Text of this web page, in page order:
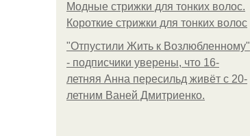
Модные стрижки для тонких волос.
Короткие стрижки для тонких волос
"Отпустили Жить к Возлюбленному"
- подписчики уверены, что 16-
летняя Анна пересильд живёт с 20-
летним Ваней Дмитриенко.